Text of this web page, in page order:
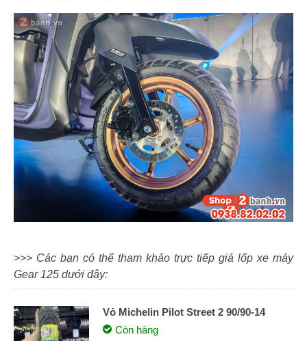
>>> Các bạn có thể tham khảo trực tiếp giá lốp xe máy
Gear 125 dưới đây:
Vỏ Michelin Pilot Street 2 90/90-14
Còn hàng